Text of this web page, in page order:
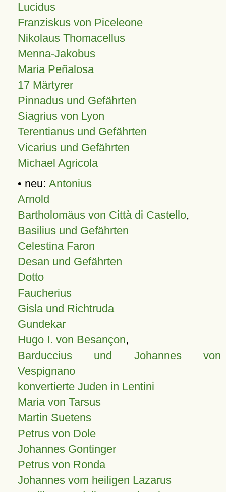
Lucidus
Franziskus von Piceleone
Nikolaus Thomacellus
Menna-Jakobus
Maria Peñalosa
17 Märtyrer
Pinnadus und Gefährten
Siagrius von Lyon
Terentianus und Gefährten
Vicarius und Gefährten
Michael Agricola
• neu: Antonius
Arnold
Bartholomäus von Città di Castello,
Basilius und Gefährten
Celestina Faron
Desan und Gefährten
Dotto
Faucherius
Gisla und Richtruda
Gundekar
Hugo I. von Besançon,
Barduccius und Johannes von
Vespignano
konvertierte Juden in Lentini
Maria von Tarsus
Martin Suetens
Petrus von Dole
Johannes Gontinger
Petrus von Ronda
Johannes vom heiligen Lazarus